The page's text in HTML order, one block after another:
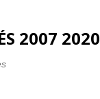
2007 2020